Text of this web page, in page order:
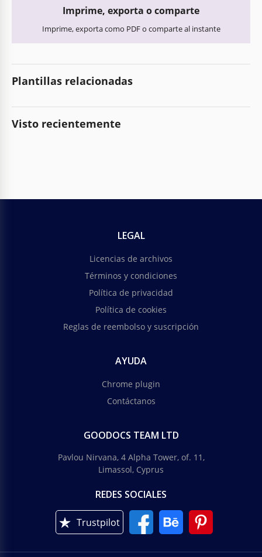
Imprime, exporta o comparte
Imprime, exporta como PDF o comparte al instante
Plantillas relacionadas
Visto recientemente
LEGAL
Licencias de archivos
Términos y condiciones
Política de privacidad
Política de cookies
Reglas de reembolso y suscripción
AYUDA
Chrome plugin
Contáctanos
GOODOCS TEAM LTD
Pavlou Nirvana, 4 Alpha Tower, of. 11,
Limassol, Cyprus
REDES SOCIALES
Trustpilot